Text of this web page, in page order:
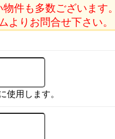
広の3000万～4000万円
広の4000万以上
川の3000万～4000万円
川の4000万以上
件も多数ございます。
よりお問合せ下さい。
使用します。